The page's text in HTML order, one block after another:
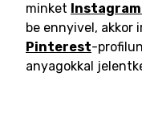
minket
be ennyivel, akkor
Pinterest-
anyagokkal